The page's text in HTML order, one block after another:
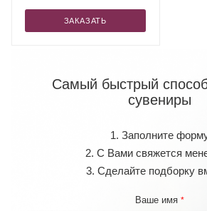
ЗАКАЗАТЬ
Самый быстрый
сувениры
1. Заполните
2. С Вами свяжется
3. Сделайте подборку
Ваше имя *